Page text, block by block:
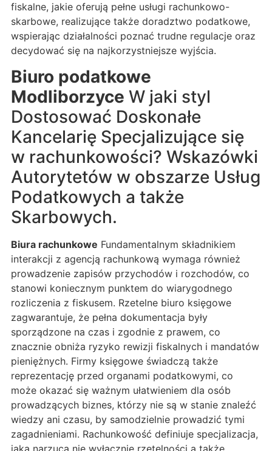
fiskalne, jakie oferują pełne usługi rachunkowo-
skarbowe, realizujące także doradztwo podatkowe,
wspierając działalności poznać trudne regulacje oraz
decydować się na najkorzystniejsze wyjścia.
Biuro podatkowe
Modliborzyce W jaki styl
Dostosować Doskonałe
Kancelarię Specjalizujące się
w rachunkowości? Wskazówki
Autorytetów w obszarze Usług
Podatkowych a także
Skarbowych.
Biura rachunkowe Fundamentalnym składnikiem
interakcji z agencją rachunkową wymaga również
prowadzenie zapisów przychodów i rozchodów, co
stanowi koniecznym punktem do wiarygodnego
rozliczenia z fiskusem. Rzetelne biuro księgowe
zagwarantuje, że pełna dokumentacja były
sporządzone na czas i zgodnie z prawem, co
znacznie obniża ryzyko rewizji fiskalnych i mandatów
pieniężnych. Firmy księgowe świadczą także
reprezentację przed organami podatkowymi, co
może okazać się ważnym ułatwieniem dla osób
prowadzących biznes, którzy nie są w stanie znaleźć
wiedzy ani czasu, by samodzielnie prowadzić tymi
zagadnieniami. Rachunkowość definiuje specjalizacja,
jaka narzuca nie wyłącznie rzetelności a także